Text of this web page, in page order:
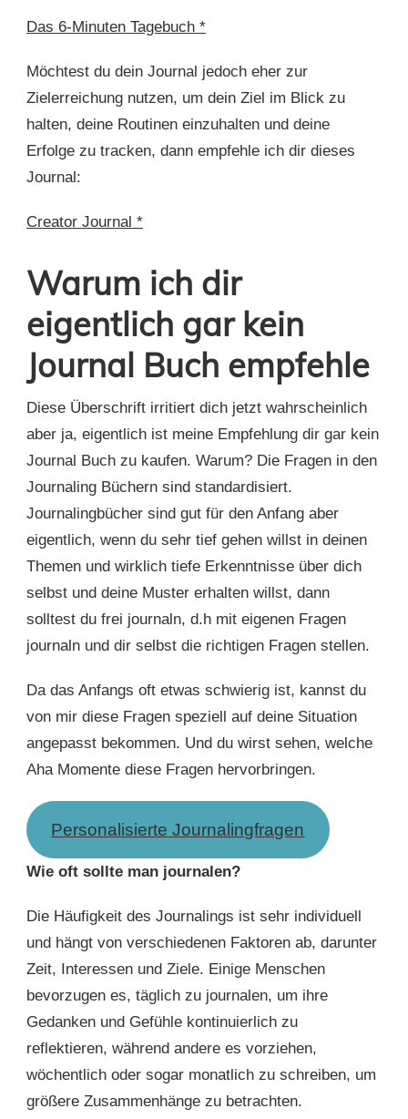
Das 6-Minuten Tagebuch *
Möchtest du dein Journal jedoch eher zur
Zielerreichung nutzen, um dein Ziel im Blick zu
halten, deine Routinen einzuhalten und deine
Erfolge zu tracken, dann empfehle ich dir dieses
Journal:
Creator Journal *
Warum ich dir
eigentlich gar kein
Journal Buch empfehle
Diese Überschrift irritiert dich jetzt wahrscheinlich
aber ja, eigentlich ist meine Empfehlung dir gar kein
Journal Buch zu kaufen. Warum? Die Fragen in den
Journaling Büchern sind standardisiert.
Journalingbücher sind gut für den Anfang aber
eigentlich, wenn du sehr tief gehen willst in deinen
Themen und wirklich tiefe Erkenntnisse über dich
selbst und deine Muster erhalten willst, dann
solltest du frei journaln, d.h mit eigenen Fragen
journaln und dir selbst die richtigen Fragen stellen.
Da das Anfangs oft etwas schwierig ist, kannst du
von mir diese Fragen speziell auf deine Situation
angepasst bekommen. Und du wirst sehen, welche
Aha Momente diese Fragen hervorbringen.
Personalisierte Journalingfragen
Wie oft sollte man journalen?
Die Häufigkeit des Journalings ist sehr individuell
und hängt von verschiedenen Faktoren ab, darunter
Zeit, Interessen und Ziele. Einige Menschen
bevorzugen es, täglich zu journalen, um ihre
Gedanken und Gefühle kontinuierlich zu
reflektieren, während andere es vorziehen,
wöchentlich oder sogar monatlich zu schreiben, um
größere Zusammenhänge zu betrachten.